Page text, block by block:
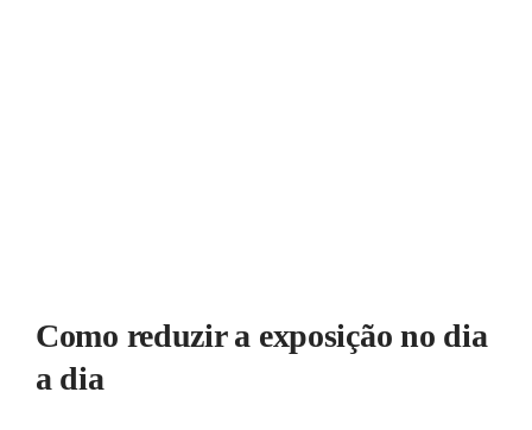
Como reduzir a exposição no dia
a dia